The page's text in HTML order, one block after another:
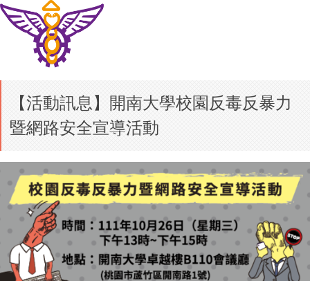
【活動訊息】開南大學校園反毒反暴力
暨網路安全宣導活動